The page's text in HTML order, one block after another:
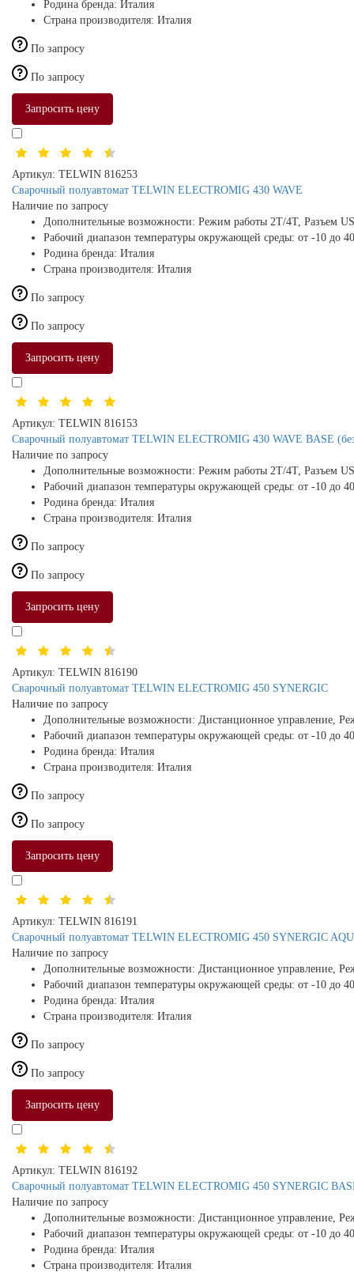
Родина бренда: Италия
Страна производителя: Италия
По запросу
По запросу
Запросить цену
Артикул: TELWIN 816253
Сварочный полуавтомат TELWIN ELECTROMIG 430 WAVE
Наличие по запросу
Дополнительные возможности: Режим работы 2Т/4Т, Разъем
Рабочий диапазон температуры окружающей среды: от -10 до
Родина бренда: Италия
Страна производителя: Италия
По запросу
По запросу
Запросить цену
Артикул: TELWIN 816153
Сварочный полуавтомат TELWIN ELECTROMIG 430 WAVE BASE
Наличие по запросу
Дополнительные возможности: Режим работы 2Т/4Т, Разъем
Рабочий диапазон температуры окружающей среды: от -10 до
Родина бренда: Италия
Страна производителя: Италия
По запросу
По запросу
Запросить цену
Артикул: TELWIN 816190
Сварочный полуавтомат TELWIN ELECTROMIG 450 SYNERGIC
Наличие по запросу
Дополнительные возможности: Дистанционное управление,
Рабочий диапазон температуры окружающей среды: от -10 до
Родина бренда: Италия
Страна производителя: Италия
По запросу
По запросу
Запросить цену
Артикул: TELWIN 816191
Сварочный полуавтомат TELWIN ELECTROMIG 450 SYNERGIC
Наличие по запросу
Дополнительные возможности: Дистанционное управление,
Рабочий диапазон температуры окружающей среды: от -10 до
Родина бренда: Италия
Страна производителя: Италия
По запросу
По запросу
Запросить цену
Артикул: TELWIN 816192
Сварочный полуавтомат TELWIN ELECTROMIG 450 SYNERGIC
Наличие по запросу
Дополнительные возможности: Дистанционное управление,
Рабочий диапазон температуры окружающей среды: от -10 до
Родина бренда: Италия
Страна производителя: Италия